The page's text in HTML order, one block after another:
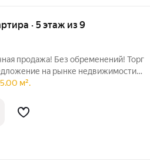
· 5 этаж из 9
продажа! Без обременений! Торг
на рынке недвижимости
квартира на улице Дуси
м².